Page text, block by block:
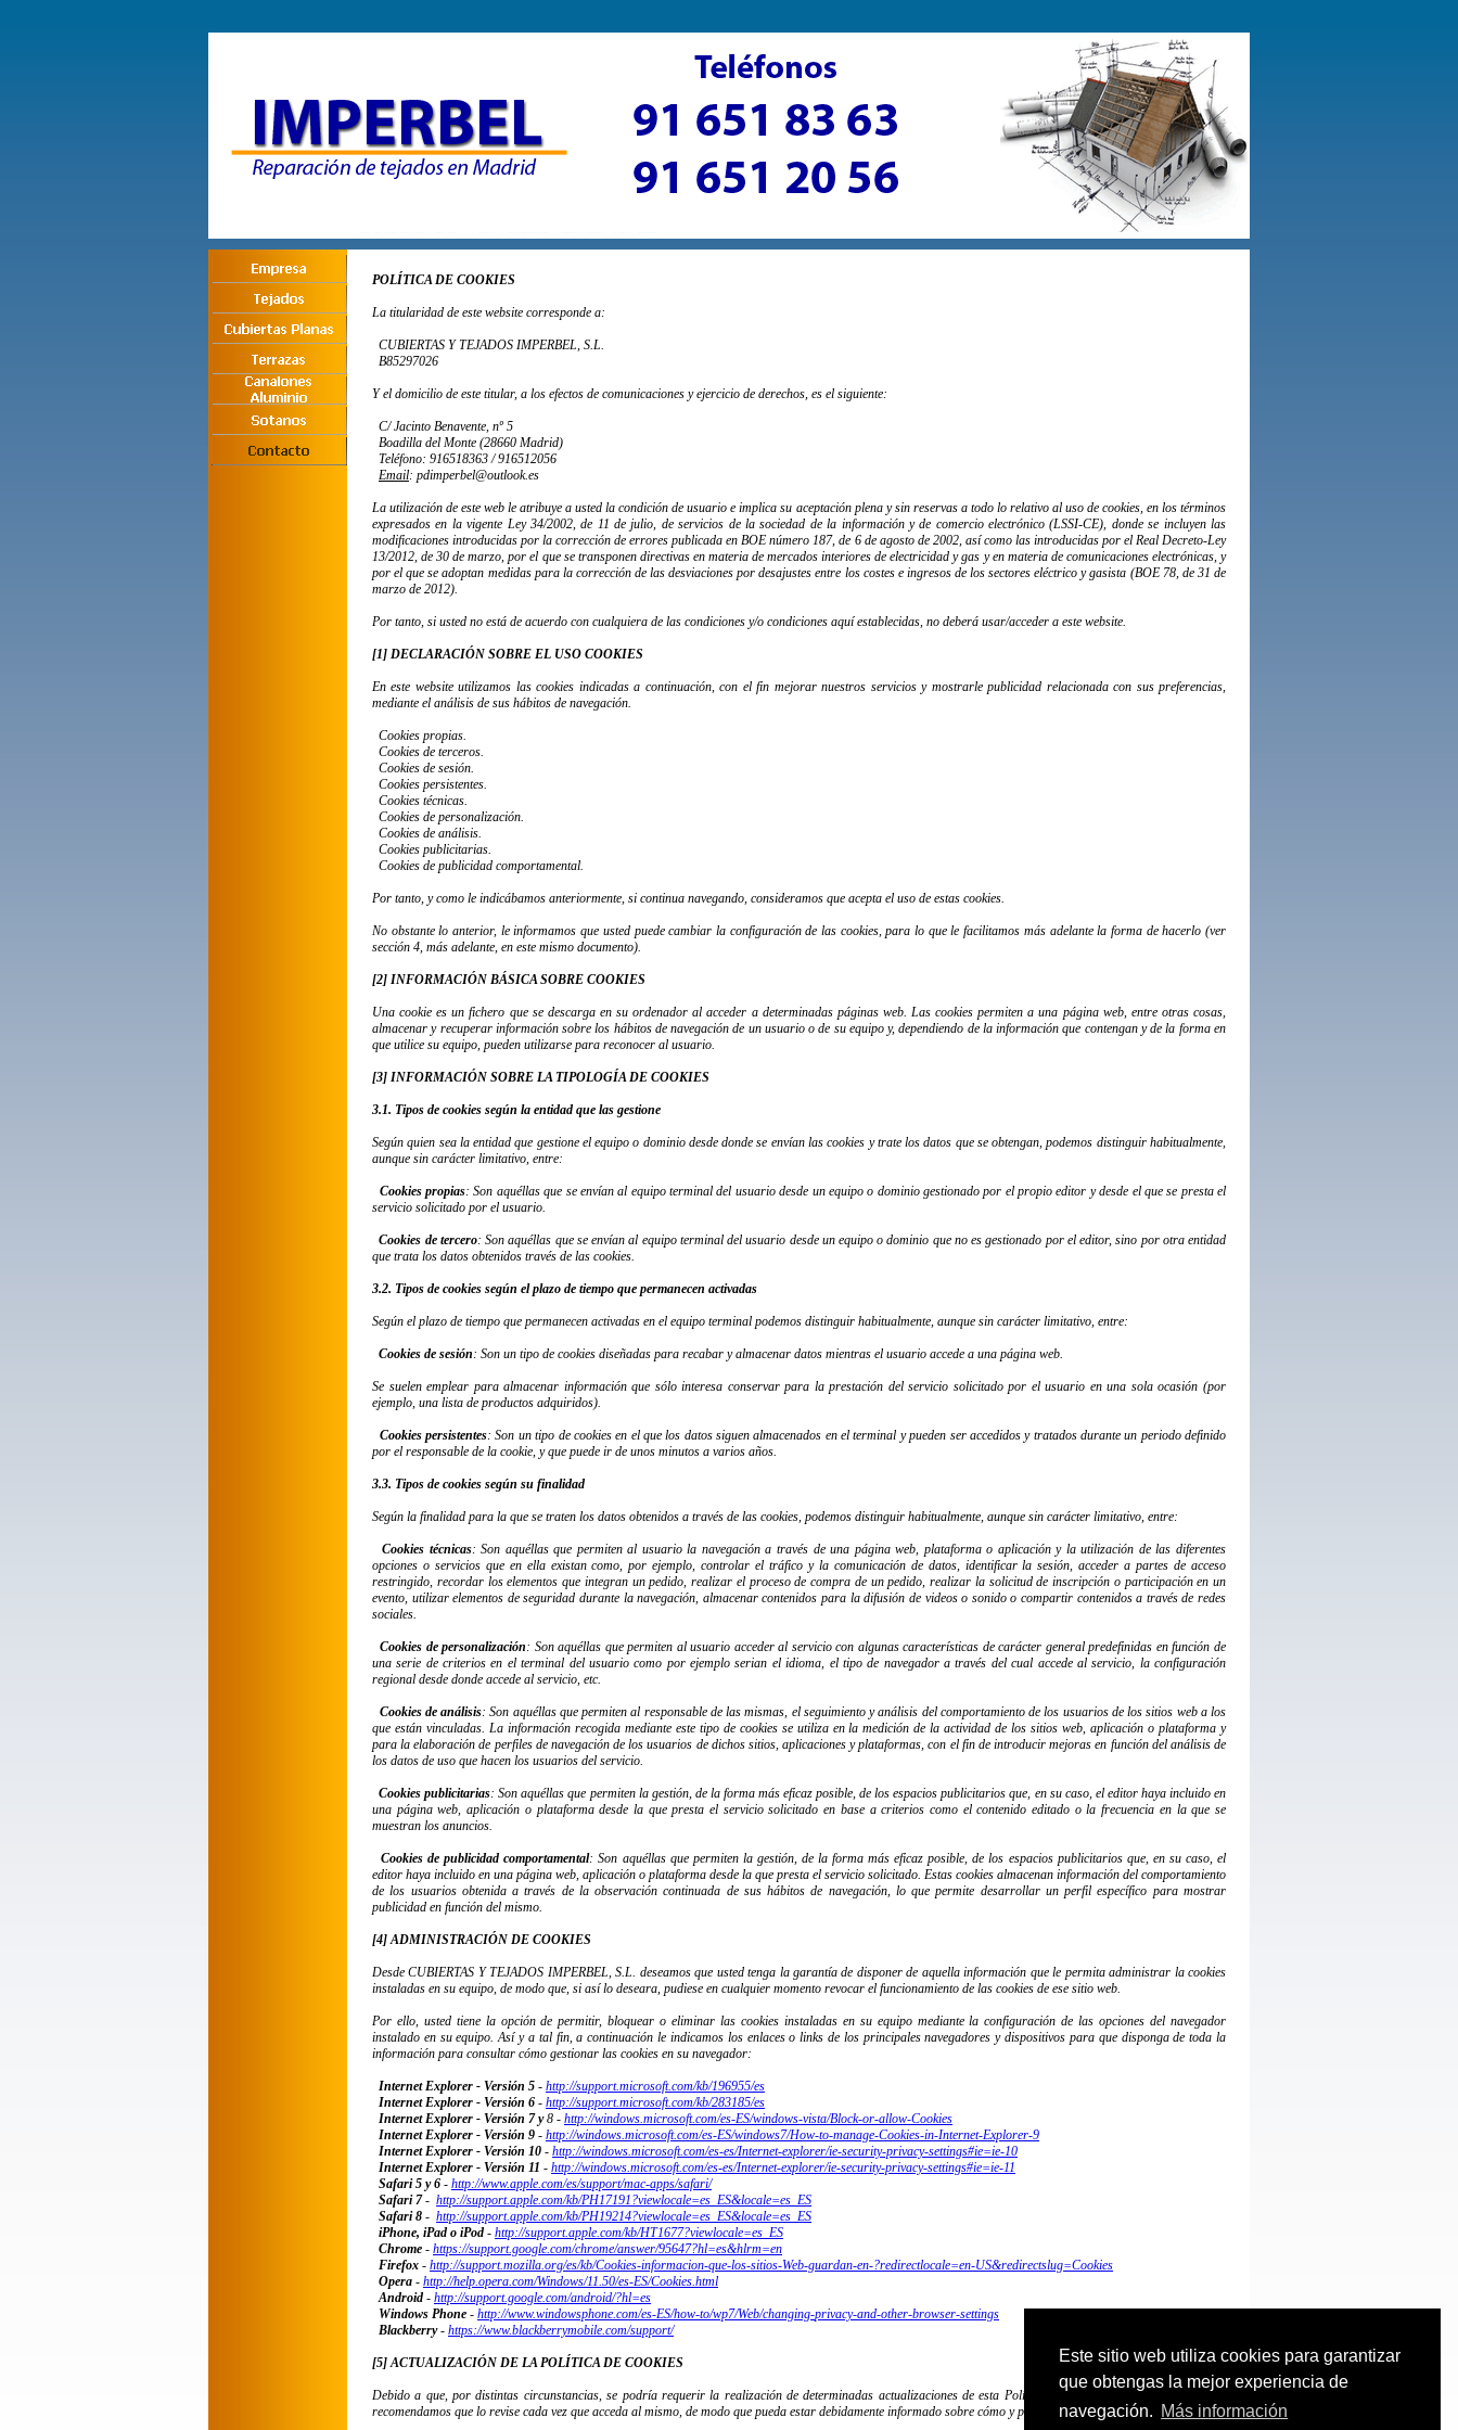
Este sitio web utiliza cookies para garantizar
que obtengas la mejor experiencia de
navegación. Más información
POLÍTICA DE COOKIES
La titularidad de este website corresponde a:
CUBIERTAS Y TEJADOS IMPERBEL, S.L.
B85297026
Y el domicilio de este titular, a los efectos de comunicaciones y ejercicio de derechos, es el siguiente:
C/ Jacinto Benavente, nº 5
Boadilla del Monte (28660 Madrid)
Teléfono: 916518363 / 916512056
Email: pdimperbel@outlook.es
La utilización de este web le atribuye a usted la condición de usuario e implica su aceptación plena y sin reservas a todo lo relativo al uso de cookies, en los términos
expresados en la vigente Ley 34/2002, de 11 de julio, de servicios de la sociedad de la información y de comercio electrónico (LSSI-CE), donde se incluyen las
modificaciones introducidas por la corrección de errores publicada en BOE número 187, de 6 de agosto de 2002, así como las introducidas por el Real Decreto-Ley
13/2012, de 30 de marzo, por el que se transponen directivas en materia de mercados interiores de electricidad y gas y en materia de comunicaciones electrónicas, y
por el que se adoptan medidas para la corrección de las desviaciones por desajustes entre los costes e ingresos de los sectores eléctrico y gasista (BOE 78, de 31 de
marzo de 2012).
Por tanto, si usted no está de acuerdo con cualquiera de las condiciones y/o condiciones aquí establecidas, no deberá usar/acceder a este website.
[1] DECLARACIÓN SOBRE EL USO COOKIES
En este website utilizamos las cookies indicadas a continuación, con el fin mejorar nuestros servicios y mostrarle publicidad relacionada con sus preferencias,
mediante el análisis de sus hábitos de navegación.
Cookies propias.
Cookies de terceros.
Cookies de sesión.
Cookies persistentes.
Cookies técnicas.
Cookies de personalización.
Cookies de análisis.
Cookies publicitarias.
Cookies de publicidad comportamental.
Por tanto, y como le indicábamos anteriormente, si continua navegando, consideramos que acepta el uso de estas cookies.
No obstante lo anterior, le informamos que usted puede cambiar la configuración de las cookies, para lo que le facilitamos más adelante la forma de hacerlo (ver
sección 4, más adelante, en este mismo documento).
[2] INFORMACIÓN BÁSICA SOBRE COOKIES
Una cookie es un fichero que se descarga en su ordenador al acceder a determinadas páginas web. Las cookies permiten a una página web, entre otras cosas,
almacenar y recuperar información sobre los hábitos de navegación de un usuario o de su equipo y, dependiendo de la información que contengan y de la forma en
que utilice su equipo, pueden utilizarse para reconocer al usuario.
[3] INFORMACIÓN SOBRE LA TIPOLOGÍA DE COOKIES
3.1. Tipos de cookies según la entidad que las gestione
Según quien sea la entidad que gestione el equipo o dominio desde donde se envían las cookies y trate los datos que se obtengan, podemos distinguir habitualmente,
aunque sin carácter limitativo, entre:
Cookies propias: Son aquéllas que se envían al equipo terminal del usuario desde un equipo o dominio gestionado por el propio editor y desde el que se presta el
servicio solicitado por el usuario.
Cookies de tercero: Son aquéllas que se envían al equipo terminal del usuario desde un equipo o dominio que no es gestionado por el editor, sino por otra entidad
que trata los datos obtenidos través de las cookies.
3.2. Tipos de cookies según el plazo de tiempo que permanecen activadas
Según el plazo de tiempo que permanecen activadas en el equipo terminal podemos distinguir habitualmente, aunque sin carácter limitativo, entre:
Cookies de sesión: Son un tipo de cookies diseñadas para recabar y almacenar datos mientras el usuario accede a una página web.
Se suelen emplear para almacenar información que sólo interesa conservar para la prestación del servicio solicitado por el usuario en una sola ocasión (por
ejemplo, una lista de productos adquiridos).
Cookies persistentes: Son un tipo de cookies en el que los datos siguen almacenados en el terminal y pueden ser accedidos y tratados durante un periodo definido
por el responsable de la cookie, y que puede ir de unos minutos a varios años.
3.3. Tipos de cookies según su finalidad
Según la finalidad para la que se traten los datos obtenidos a través de las cookies, podemos distinguir habitualmente, aunque sin carácter limitativo, entre:
Cookies técnicas: Son aquéllas que permiten al usuario la navegación a través de una página web, plataforma o aplicación y la utilización de las diferentes
opciones o servicios que en ella existan como, por ejemplo, controlar el tráfico y la comunicación de datos, identificar la sesión, acceder a partes de acceso
restringido, recordar los elementos que integran un pedido, realizar el proceso de compra de un pedido, realizar la solicitud de inscripción o participación en un
evento, utilizar elementos de seguridad durante la navegación, almacenar contenidos para la difusión de videos o sonido o compartir contenidos a través de redes
sociales.
Cookies de personalización: Son aquéllas que permiten al usuario acceder al servicio con algunas características de carácter general predefinidas en función de
una serie de criterios en el terminal del usuario como por ejemplo serian el idioma, el tipo de navegador a través del cual accede al servicio, la configuración
regional desde donde accede al servicio, etc.
Cookies de análisis: Son aquéllas que permiten al responsable de las mismas, el seguimiento y análisis del comportamiento de los usuarios de los sitios web a los
que están vinculadas. La información recogida mediante este tipo de cookies se utiliza en la medición de la actividad de los sitios web, aplicación o plataforma y
para la elaboración de perfiles de navegación de los usuarios de dichos sitios, aplicaciones y plataformas, con el fin de introducir mejoras en función del análisis de
los datos de uso que hacen los usuarios del servicio.
Cookies publicitarias: Son aquéllas que permiten la gestión, de la forma más eficaz posible, de los espacios publicitarios que, en su caso, el editor haya incluido en
una página web, aplicación o plataforma desde la que presta el servicio solicitado en base a criterios como el contenido editado o la frecuencia en la que se
muestran los anuncios.
Cookies de publicidad comportamental: Son aquéllas que permiten la gestión, de la forma más eficaz posible, de los espacios publicitarios que, en su caso, el
editor haya incluido en una página web, aplicación o plataforma desde la que presta el servicio solicitado. Estas cookies almacenan información del comportamiento
de los usuarios obtenida a través de la observación continuada de sus hábitos de navegación, lo que permite desarrollar un perfil específico para mostrar
publicidad en función del mismo.
[4] ADMINISTRACIÓN DE COOKIES
DesdeCUBIERTAS Y TEJADOS IMPERBEL, S.L. deseamos que usted tenga la garantía de disponer de aquella información que le permita administrar la cookies
instaladas en su equipo, de modo que, si así lo deseara, pudiese en cualquier momento revocar el funcionamiento de las cookies de ese sitio web.
Por ello, usted tiene la opción de permitir, bloquear o eliminar las cookies instaladas en su equipo mediante la configuración de las opciones del navegador
instalado en su equipo. Así y a tal fin, a continuación le indicamos los enlaces o links de los principales navegadores y dispositivos para que disponga de toda la
información para consultar cómo gestionar las cookies en su navegador:
Internet Explorer - Versión 5 - http://support.microsoft.com/kb/196955/es
Internet Explorer - Versión 6 - http://support.microsoft.com/kb/283185/es
Internet Explorer - Versión 7 y8 - http://windows.microsoft.com/es-ES/windows-vista/Block-or-allow-Cookies
Internet Explorer - Versión 9 - http://windows.microsoft.com/es-ES/windows7/How-to-manage-Cookies-in-Internet-Explorer-9
Internet Explorer - Versión 10 - http://windows.microsoft.com/es-es/Internet-explorer/ie-security-privacy-settings#ie=ie-10
Internet Explorer - Versión 11 - http://windows.microsoft.com/es-es/Internet-explorer/ie-security-privacy-settings#ie=ie-11
Safari 5 y 6 - http://www.apple.com/es/support/mac-apps/safari/
Safari 7- http://support.apple.com/kb/PH17191?viewlocale=es_ES&locale=es_ES
Safari 8 - http://support.apple.com/kb/PH19214?viewlocale=es_ES&locale=es_ES
iPhone, iPad o iPod - http://support.apple.com/kb/HT1677?viewlocale=es_ES
Chrome - https://support.google.com/chrome/answer/95647?hl=es&hlrm=en
Firefox - http://support.mozilla.org/es/kb/Cookies-informacion-que-los-sitios-Web-guardan-en-?redirectlocale=en-US&redirectslug=Cookies
Opera - http://help.opera.com/Windows/11.50/es-ES/Cookies.html
Android - http://support.google.com/android/?hl=es
Windows Phone - http://www.windowsphone.com/es-ES/how-to/wp7/Web/changing-privacy-and-other-browser-settings
Blackberry- https://www.blackberrymobile.com/support/
[5] ACTUALIZACIÓN DE LA POLÍTICA DE COOKIES
Debido a que, por distintas circunstancias, se podría requerir la realización de determinadas actualizaciones de esta Política de Cookies en nuestro website, le
recomendamos que lo revise cada vez que acceda al mismo, de modo que pueda estar debidamente informado sobre cómo y para qué usamos las cookies.